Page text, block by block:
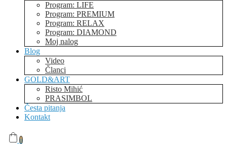
Program: LIFE
Program: PREMIUM
Program: RELAX
Program: DIAMOND
Moj nalog
Blog
Video
Članci
GOLD&ART
Risto Mihić
PRASIMBOL
Česta pitanja
Kontakt
0